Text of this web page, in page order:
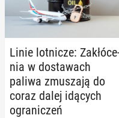
Linie lot­ni­cze:
nia w do­sta­wach
paliwa zmu­sza­ją do
coraz dalej idących
ogra­ni­czeń